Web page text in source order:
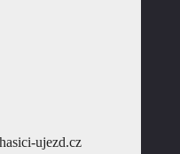
ujezd.cz